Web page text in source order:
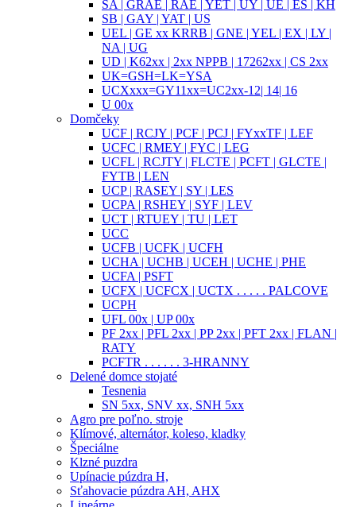
SA | GRAE | RAE | YET | UY | UE | ES | KH
SB | GAY | YAT | US
UEL | GE xx KRRB | GNE | YEL | EX | LY |
NA | UG
UD | K62xx | 2xx NPPB | 17262xx | CS 2xx
UK=GSH=LK=YSA
UCXxxx=GY11xx=UC2xx-12| 14| 16
U 00x
Domčeky
UCF | RCJY | PCF | PCJ | FYxxTF | LEF
UCFC | RMEY | FYC | LEG
UCFL | RCJTY | FLCTE | PCFT | GLCTE |
FYTB | LEN
UCP | RASEY | SY | LES
UCPA | RSHEY | SYF | LEV
UCT | RTUEY | TU | LET
UCC
UCFB | UCFK | UCFH
UCHA | UCHB | UCEH | UCHE | PHE
UCFA | PSFT
UCFX | UCFCX | UCTX . . . . . PALCOVE
UCPH
UFL 00x | UP 00x
PF 2xx | PFL 2xx | PP 2xx | PFT 2xx | FLAN |
RATY
PCFTR . . . . . . 3-HRANNY
Delené domce stojaté
Tesnenia
SN 5xx, SNV xx, SNH 5xx
Agro pre poľno. stroje
Klímové, alternátor, koleso, kladky
Špeciálne
Klzné puzdra
Upínacie púzdra H,
Sťahovacie púzdra AH, AHX